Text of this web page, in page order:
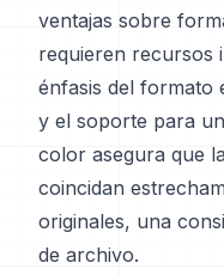
ventajas sobre
requieren recursos
énfasis del formato
y el soporte para
color asegura que
coincidan
originales, una
de archivo.